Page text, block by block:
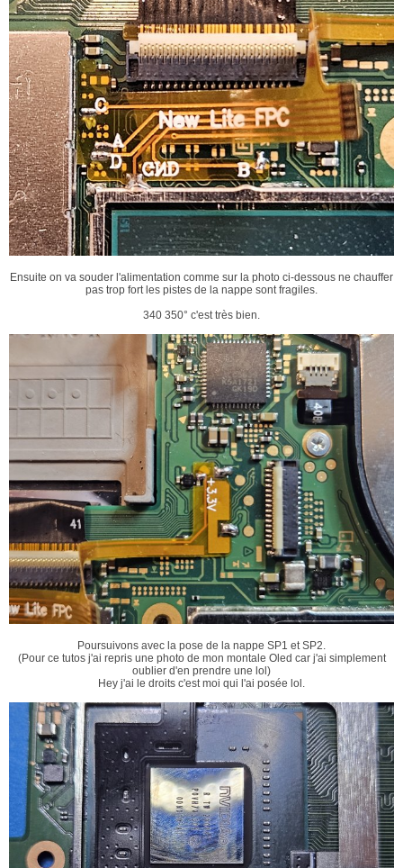
Ensuite on va souder l'alimentation comme sur la photo ci-dessous ne chauffer
pas trop fort les pistes de la nappe sont fragiles.
340 350° c'est très bien.
Poursuivons avec la pose de la nappe SP1 et SP2.
(Pour ce tutos j'ai repris une photo de mon montale Oled car j'ai simplement
oublier d'en prendre une lol)
Hey j'ai le droits c'est moi qui l'ai posée lol.